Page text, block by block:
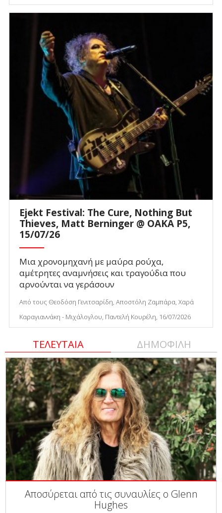
Ejekt Festival: The Cure, Nothing But
Thieves, Matt Berninger @ ΟΑΚΑ P5,
15/07/26
Μια χρονομηχανή με μαύρα ρούχα,
αμέτρητες αναμνήσεις και τραγούδια που
αρνούνται να γεράσουν
Από τους Θεοδόση Γενιτσαρίδη, Αποστόλη Ζαμπάρα, Χαρά
Καραγιαννάκη - Μιχάλογλου, Παντελή Κουρέλη, 16/07/2026
ΤΕΛΕΥΤΑΙΑ ΔΗΜΟΦΙΛΗ
Αποσύρεται από τις συναυλίες ο Glenn
Hughes